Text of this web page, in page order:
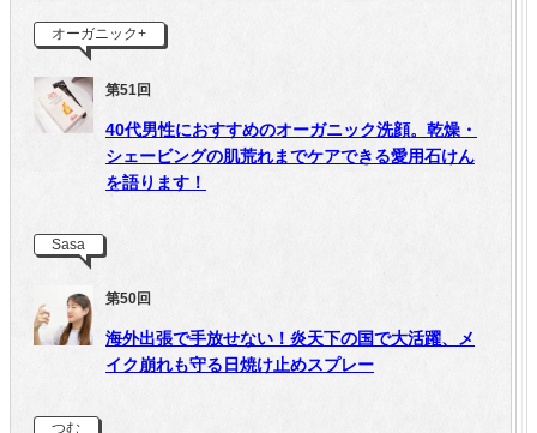
オーガニック+
第51回
40代男性におすすめのオーガニック洗顔。乾燥・
シェービングの肌荒れまでケアできる愛用石けん
を語ります！
Sasa
第50回
海外出張で手放せない！炎天下の国で大活躍、メ
イク崩れも守る日焼け止めスプレー
つむ